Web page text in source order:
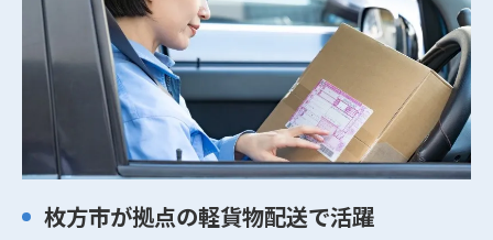
枚方市が拠点の軽貨物配送で活躍